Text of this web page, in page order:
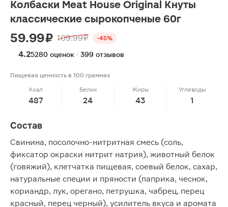
Колбаски Meat House Original Кнуты
классические сырокопченые 60г
59.99 ₽ 109.99 ₽ -45%
4.25280 оценок · 399 отзывов
Пищевая ценность в 100 граммах
Ккал
487
Белки
24
Жиры
43
Углеводы
1
Состав
Свинина, посолочно-нитритная смесь (соль,
фиксатор окраски нитрит натрия), животный белок
(говяжий), клетчатка пищевая, соевый белок, сахар,
натуральные специи и пряности (паприка, чеснок,
кориандр, лук, орегано, петрушка, чабрец, перец
красный, перец черный), усилитель вкуса и аромата